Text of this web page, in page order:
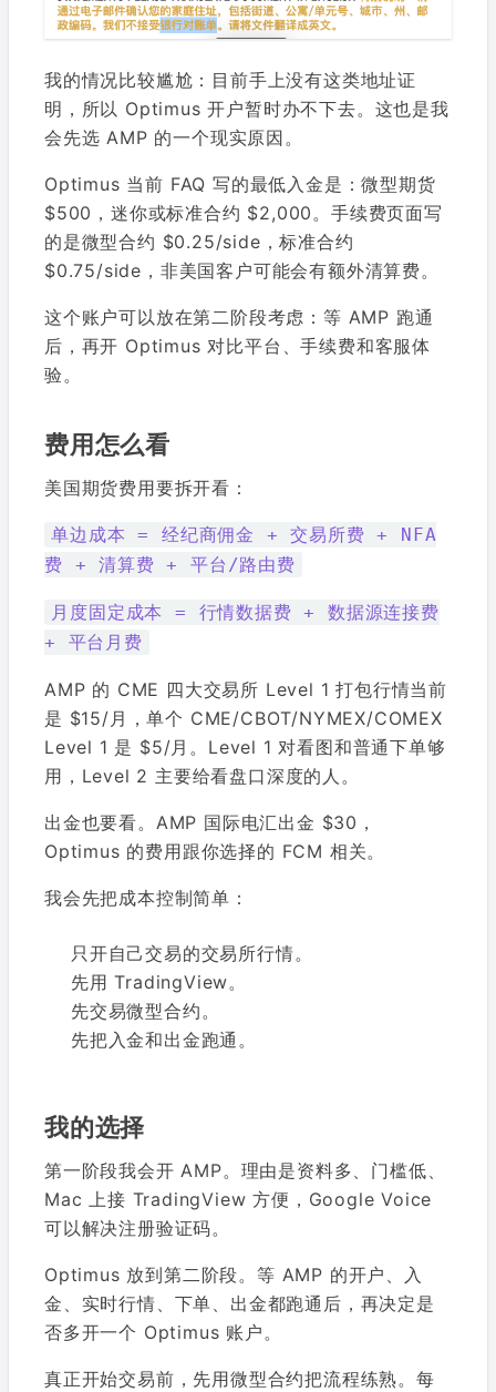
我的情况比较尴尬：目前手上没有这类地址证
明，所以 Optimus 开户暂时办不下去。这也是我
会先选 AMP 的一个现实原因。
Optimus 当前 FAQ 写的最低入金是：微型期货
$500，迷你或标准合约 $2,000。手续费页面写
的是微型合约 $0.25/side，标准合约
$0.75/side，非美国客户可能会有额外清算费。
这个账户可以放在第二阶段考虑：等 AMP 跑通
后，再开 Optimus 对比平台、手续费和客服体
验。
费用怎么看
美国期货费用要拆开看：
单边成本 = 经纪商佣金 + 交易所费 + NFA
费 + 清算费 + 平台/路由费
月度固定成本 = 行情数据费 + 数据源连接费
+ 平台月费
AMP 的 CME 四大交易所 Level 1 打包行情当前
是 $15/月，单个 CME/CBOT/NYMEX/COMEX
Level 1 是 $5/月。Level 1 对看图和普通下单够
用，Level 2 主要给看盘口深度的人。
出金也要看。AMP 国际电汇出金 $30，
Optimus 的费用跟你选择的 FCM 相关。
我会先把成本控制简单：
只开自己交易的交易所行情。
先用 TradingView。
先交易微型合约。
先把入金和出金跑通。
我的选择
第一阶段我会开 AMP。理由是资料多、门槛低、
Mac 上接 TradingView 方便，Google Voice
可以解决注册验证码。
Optimus 放到第二阶段。等 AMP 的开户、入
金、实时行情、下单、出金都跑通后，再决定是
否多开一个 Optimus 账户。
真正开始交易前，先用微型合约把流程练熟。每